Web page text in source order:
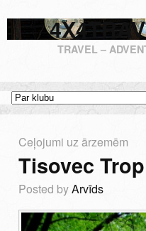
TRAVEL –
Ceļojumi uz ārzemēm
Tisovec
Posted byArvīds